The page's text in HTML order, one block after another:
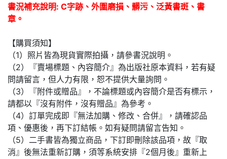
書況補充說明: C字跡、外圍磨損、髒污、泛黃書斑、書
章。
【購買須知】
（1）照片皆為現貨實際拍攝，請參書況說明。
（2）『賣場標題、內容簡介』為出版社原本資料，若有疑
問請留言，但人力有限，恕不提供大量詢問。
（3）『附件或贈品』，不論標題或內容簡介是否有標示，
請都以『沒有附件，沒有贈品』為參考。
（4）訂單完成即『無法加購、修改、合併』，請確認品
項、優惠後，再下訂結帳。如有疑問請留言告知。
（5）二手書皆為獨立商品，下訂即刪除該品項，故『取
消』後無法重新訂購，須等系統安排『2個月後』重新上